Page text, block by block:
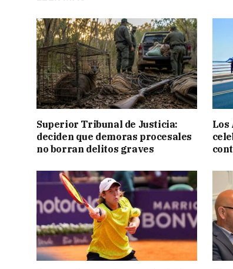
Superior Tribunal de Justicia:
deciden que demoras procesales
no borran delitos graves
Los